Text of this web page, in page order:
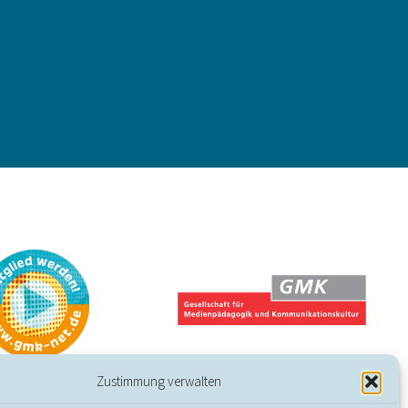
Zustimmung verwalten